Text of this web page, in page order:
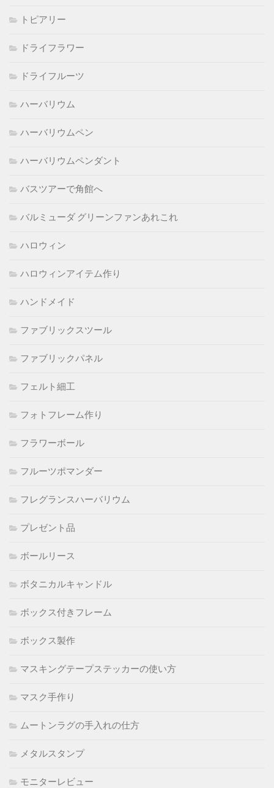
トピアリー
ドライフラワー
ドライフルーツ
ハーバリウム
ハーバリウムペン
ハーバリウムペンダント
バスツアーで角館へ
バルミューダ グリーンファンあれこれ
ハロウィン
ハロウィンアイテム作り
ハンドメイド
ファブリックスツール
ファブリックパネル
フェルト細工
フォトフレーム作り
フラワーボール
フルーツポマンダー
フレグランスハーバリウム
プレゼント品
ボールリース
ボタニカルキャンドル
ボックス付きフレーム
ボックス製作
マスキングテープステッカーの使い方
マスク手作り
ムートンラグの手入れの仕方
メタルスタンプ
モニターレビュー